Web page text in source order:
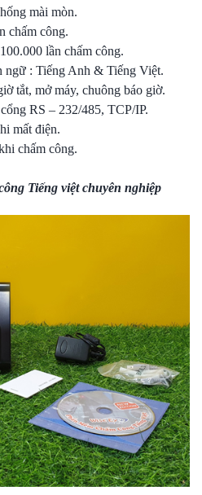
mài mòn.
chấm công.
lần chấm công.
ngữ : Tiếng Anh & Tiếng Việt.
tắt, mở máy, chuông báo giờ.
RS – 232/485, TCP/IP.
mất điện.
chấm công.
Tiếng việt chuyên nghiệp